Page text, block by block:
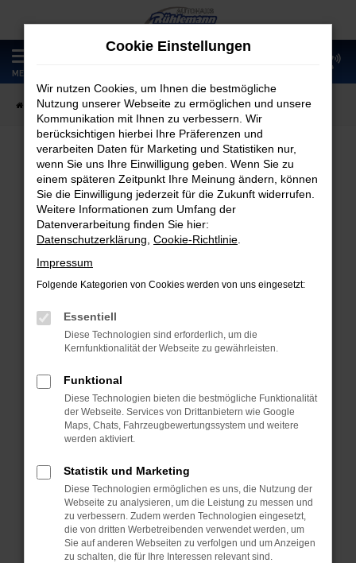
Zum
Hauptinhalt
springen
MENÜ
Startseite Fahrzeugangebote Fahrzeugmarkt
Fahrzeugmarkt
Fehler: Network Error
Beim Laden ist ein Fehler aufgetreten.
Hier sind ein paar Tipps, die dir helfen können:
Überprüfe deine Firewall und deine
Laden andere Webseiten, zum Beispiel
deine Suchmaschine?
Prüfe deine Browsererweiterungen.
Manche Erweiterungen, wie Werbeblocker,
können das Laden bestimmter Seiten
verhindern. Funktioniert die Seite in einem
anderen Browser oder in einem privaten
Fenster?
Starte dein Gerät neu.
Cookie Einstellungen
Wir nutzen Cookies, um Ihnen die bestmögliche
Nutzung unserer Webseite zu ermöglichen und unsere
Kommunikation mit Ihnen zu verbessern. Wir
berücksichtigen hierbei Ihre Präferenzen und
verarbeiten Daten für Marketing und Statistiken nur,
wenn Sie uns Ihre Einwilligung geben. Wenn Sie zu
einem späteren Zeitpunkt Ihre Meinung ändern, können
Sie die Einwilligung jederzeit für die Zukunft widerrufen.
Weitere Informationen zum Umfang der
Datenverarbeitung finden Sie hier:
Datenschutzerklärung Cookie-Richtlinie
Impressum
Folgende Kategorien von Cookies werden von uns eingesetzt:
Essentiell
Diese Technologien sind erforderlich, um die
Kernfunktionalität der Webseite zu gewährleisten.
Funktional
Diese Technologien bieten die bestmögliche Funktionalität
der Webseite. Services von Drittanbietern wie Google
Maps, Chats, Fahrzeugbewertungssystem und weitere
werden aktiviert.
Statistik und Marketing
Diese Technologien ermöglichen es uns, die Nutzung der
Webseite zu analysieren, um die Leistung zu messen und
zu verbessern. Zudem werden Technologien eingesetzt,
die von dritten Werbetreibenden verwendet werden, um
Sie auf anderen Webseiten zu verfolgen und um Anzeigen
zu schalten, die für Ihre Interessen relevant sind.